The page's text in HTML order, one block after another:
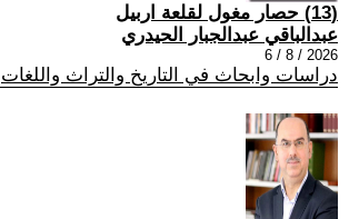
(13) حصار مغول لقلعة اربيل
عبدالباقي عبدالجبار الحيدري
2026 / 8 / 6
دراسات وابحاث في التاريخ والتراث واللغات